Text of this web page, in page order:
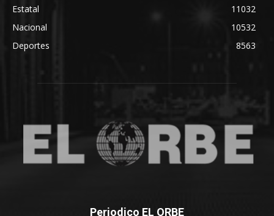
Estatal
11032
Nacional
10532
Deportes
8563
Periodico EL ORBE